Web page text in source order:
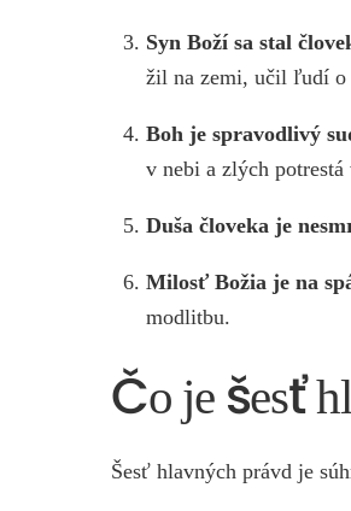
Syn Boží sa stal
žil na zemi, učil ľudí o
Boh je spravodlivý
v nebi a zlých
Duša človeka je
Milosť Božia je na
modlitbu.
Čo je šesť
Šesť hlavných právd je